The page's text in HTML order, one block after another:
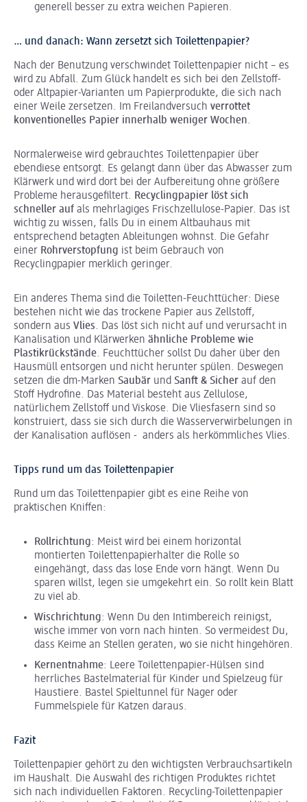
generell besser zu extra weichen Papieren.
… und danach: Wann zersetzt sich Toilettenpapier?
Nach der Benutzung verschwindet Toilettenpapier nicht – es
wird zu Abfall. Zum Glück handelt es sich bei den Zellstoff-
oder Altpapier-Varianten um Papierprodukte, die sich nach
einer Weile zersetzen. Im Freilandversuch verrottet
konventionelles Papier innerhalb weniger Wochen.
Normalerweise wird gebrauchtes Toilettenpapier über
ebendiese entsorgt. Es gelangt dann über das Abwasser zum
Klärwerk und wird dort bei der Aufbereitung ohne größere
Probleme herausgefiltert. Recyclingpapier löst sich
schneller auf als mehrlagiges Frischzellulose-Papier. Das ist
wichtig zu wissen, falls Du in einem Altbauhaus mit
entsprechend betagten Ableitungen wohnst. Die Gefahr
einer Rohrverstopfung ist beim Gebrauch von
Recyclingpapier merklich geringer.
Ein anderes Thema sind die Toiletten-Feuchttücher: Diese
bestehen nicht wie das trockene Papier aus Zellstoff,
sondern aus Vlies. Das löst sich nicht auf und verursacht in
Kanalisation und Klärwerken ähnliche Probleme wie
Plastikrückstände. Feuchttücher sollst Du daher über den
Hausmüll entsorgen und nicht herunter spülen. Deswegen
setzen die dm-Marken Saubär und Sanft & Sicher auf den
Stoff Hydrofine. Das Material besteht aus Zellulose,
natürlichem Zell­stoff und Viskose. Die Vliesfasern sind so
konstruiert, dass sie sich durch die Wasserverwirbelungen in
der Kanalisation auflösen - anders als herkömmliches Vlies.
Tipps rund um das Toilettenpapier
Rund um das Toilettenpapier gibt es eine Reihe von
praktischen Kniffen:
Rollrichtung: Meist wird bei einem horizontal
montierten Toilettenpapierhalter die Rolle so
eingehängt, dass das lose Ende vorn hängt. Wenn Du
sparen willst, legen sie umgekehrt ein. So rollt kein Blatt
zu viel ab.
Wischrichtung: Wenn Du den Intimbereich reinigst,
wische immer von vorn nach hinten. So vermeidest Du,
dass Keime an Stellen geraten, wo sie nicht hingehören.
Kernentnahme: Leere Toilettenpapier-Hülsen sind
herrliches Bastelmaterial für Kinder und Spielzeug für
Haustiere. Bastel Spieltunnel für Nager oder
Fummelspiele für Katzen daraus.
Fazit
Toilettenpapier gehört zu den wichtigsten Verbrauchsartikeln
im Haushalt. Die Auswahl des richtigen Produktes richtet
sich nach individuellen Faktoren. Recycling-Toilettenpapier